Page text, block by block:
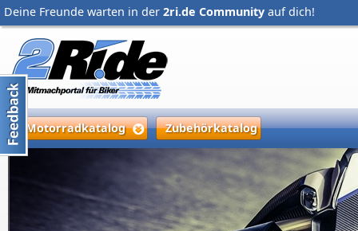
Deine Freunde warten in der 2ri.de Community auf dich!
Motorradkatalog Zubehörkatalog